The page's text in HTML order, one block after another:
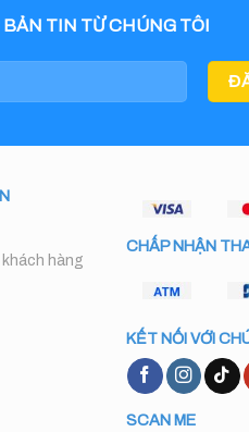
TIN TỪ CHÚNG TÔI
hàng
CHẤP NHẬN
KẾT NỐI VỚI
SCAN ME